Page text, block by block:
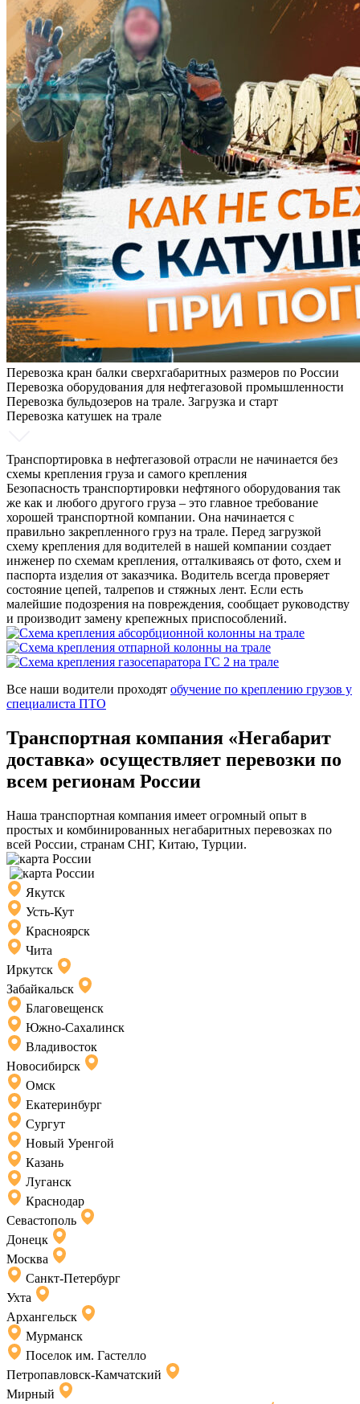
Перевозка кран балки сверхгабаритных размеров по России
Перевозка оборудования для нефтегазовой промышленности
Перевозка бульдозеров на трале. Загрузка и старт
Перевозка катушек на трале
Транспортировка в нефтегазовой отрасли не начинается без
схемы крепления груза и самого крепления
Безопасность транспортировки нефтяного оборудования так
же как и любого другого груза – это главное требование
хорошей транспортной компании. Она начинается с
правильно закрепленного груз на трале. Перед загрузкой
схему крепления для водителей в нашей компании создает
инженер по схемам крепления, отталкиваясь от фото, схем и
паспорта изделия от заказчика. Водитель всегда проверяет
состояние цепей, талрепов и стяжных лент. Если есть
малейшие подозрения на повреждения, сообщает руководству
и производит замену крепежных приспособлений.
Все наши водители проходят обучение по креплению грузов у
специалиста ПТО
Транспортная компания «Негабарит
доставка» осуществляет перевозки по
всем регионам России
Наша транспортная компания имеет огромный опыт в
простых и комбинированных негабаритных перевозках по
всей России, странам СНГ, Китаю, Турции.
Якутск
Усть-Кут
Красноярск
Чита
Иркутск
Забайкальск
Благовещенск
Южно-Сахалинск
Владивосток
Новосибирск
Омск
Екатеринбург
Сургут
Новый Уренгой
Казань
Луганск
Краснодар
Севастополь
Донецк
Москва
Санкт-Петербург
Ухта
Архангельск
Мурманск
Поселок им. Гастелло
Петропавловск-Камчатский
Мирный